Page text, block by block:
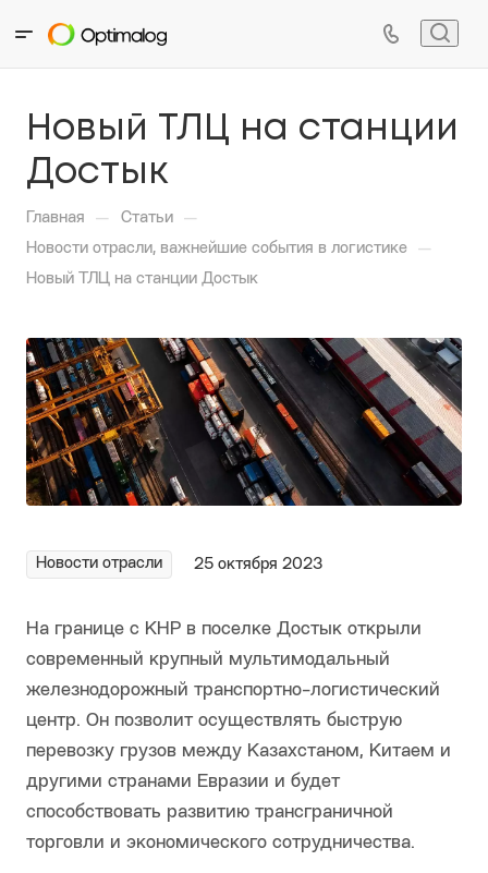
Новый ТЛЦ на станции
Достык
Главная — Статьи —
Новости отрасли, важнейшие события в логистике —
Новый ТЛЦ на станции Достык
Новости отрасли 25 октября 2023
На границе с КНР в поселке Достык открыли
современный крупный мультимодальный
железнодорожный транспортно-логистический
центр. Он позволит осуществлять быструю
перевозку грузов между Казахстаном, Китаем и
другими странами Евразии и будет
способствовать развитию трансграничной
торговли и экономического сотрудничества.